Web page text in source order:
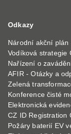
Odkazy
Národní akční plán
Vodíková strategie
Nařízení o
AFIR - Otázky a
Zelená
Konference čisté
Elektronická
CZ ID Registration
Požáry baterií EV